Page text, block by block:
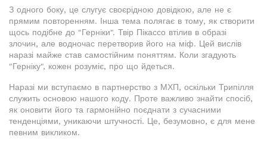
З одного боку, це слугує своєрідною довідкою, але не є
прямим повторенням. Інша тема полягає в тому, як створити
щось подібне до "Герніки". Твір Пікассо втілив в образі
злочин, але водночас перетворив його на міф. Цей вислів
наразі майже став самостійним поняттям. Коли згадують
"Герніку", кожен розуміє, про що йдеться.
Наразі ми вступаємо в партнерство з МХП, оскільки Трипілля
служить основою нашого коду. Проте важливо знайти спосіб,
як оновити його та гармонійно поєднати з сучасними
тенденціями, уникаючи штучності. Це, безумовно, є для мене
певним викликом.